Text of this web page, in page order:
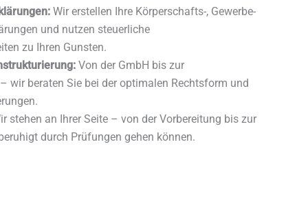
Wir erstellen Ihre Körperschafts-, Gewerbe-
und nutzen steuerliche
zu Ihren Gunsten.
Von der GmbH bis zur
wir beraten Sie bei der optimalen Rechtsform und
stehen an Ihrer Seite – von der Vorbereitung bis zur
durch Prüfungen gehen können.